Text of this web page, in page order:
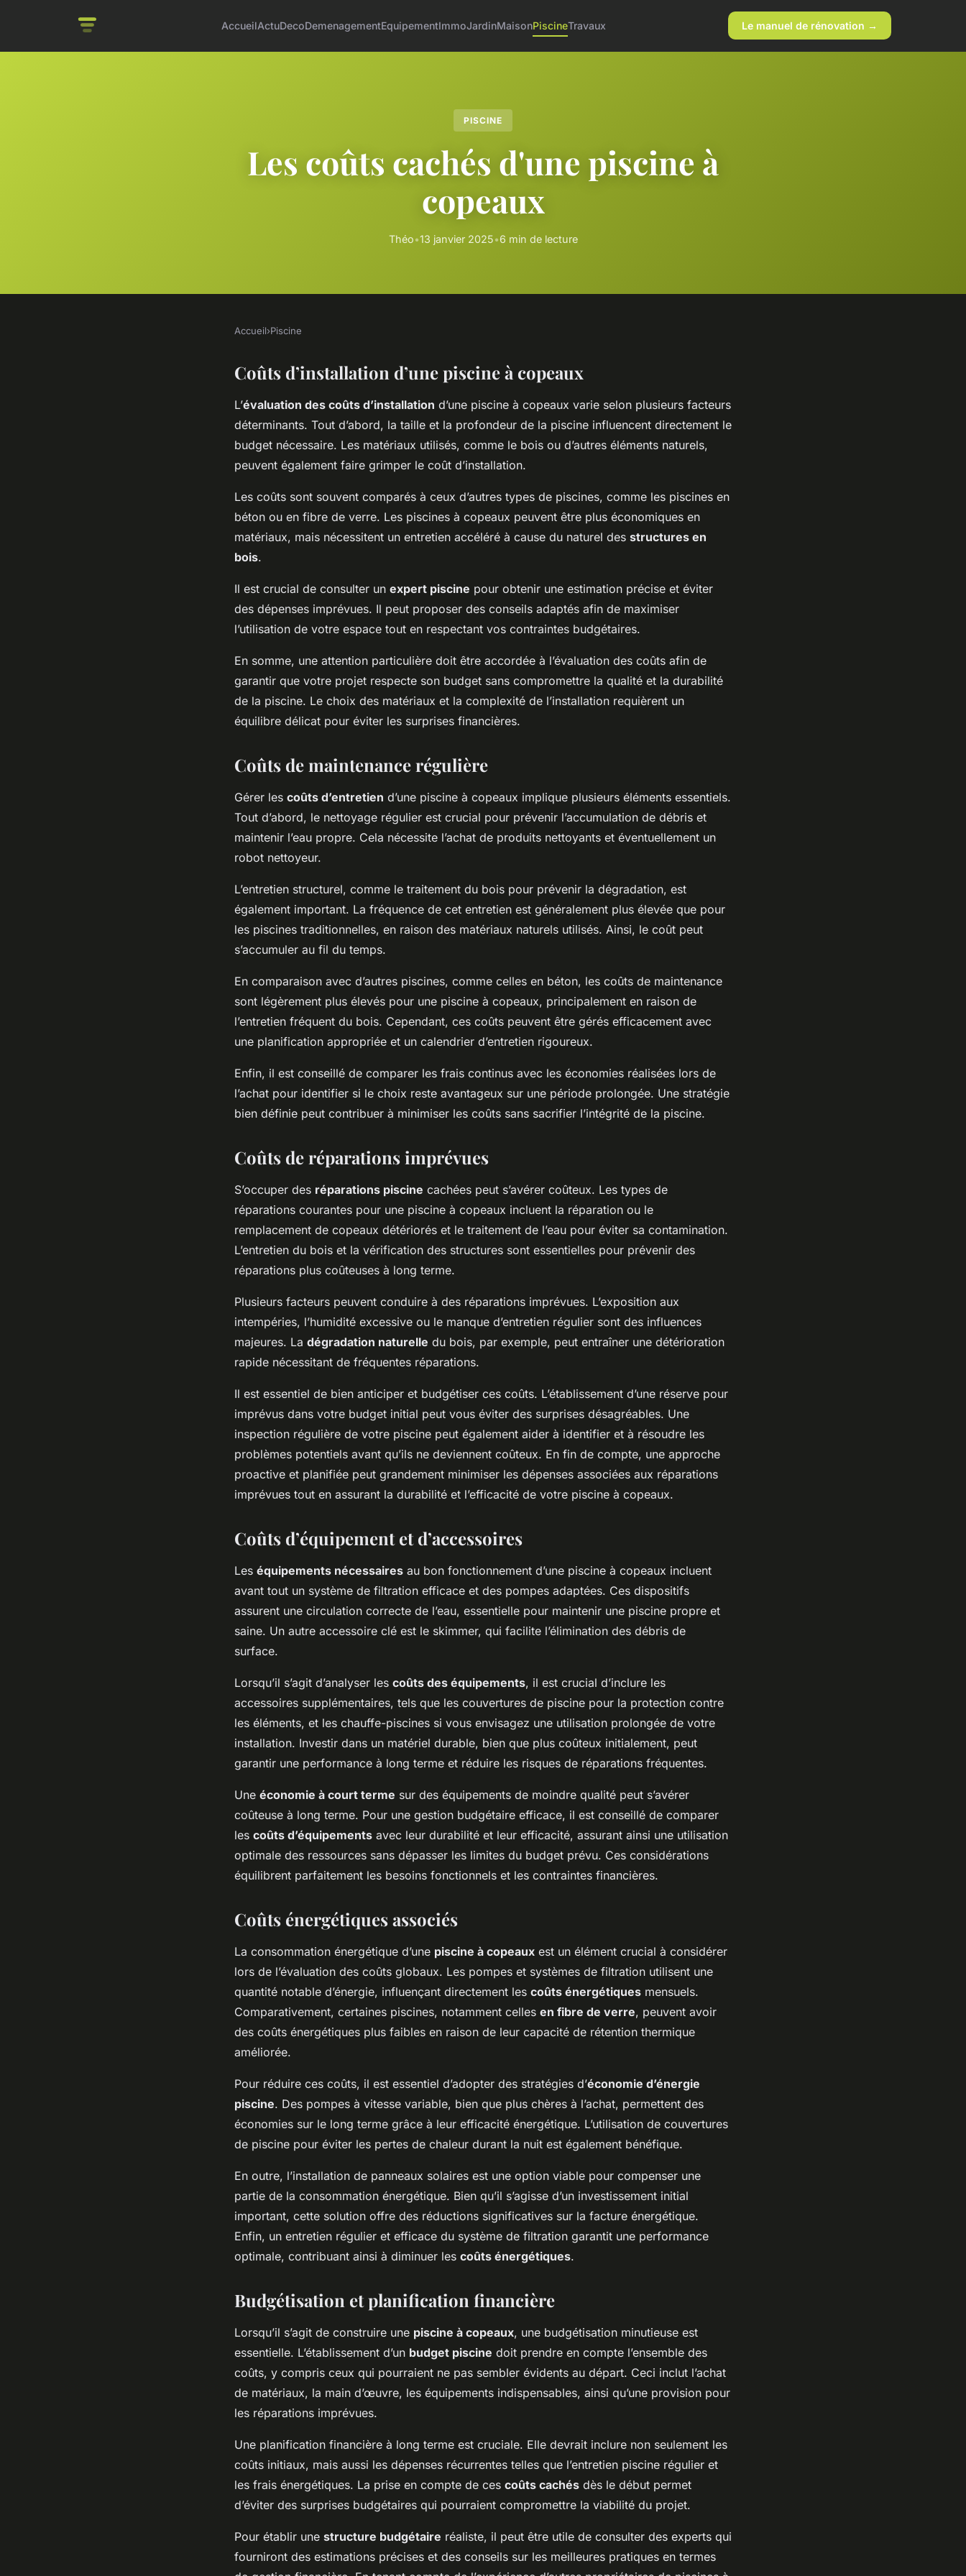
AccueilActuDecoDemenagementEquipementImmoJardinMaisonPiscineTravaux Le manuel de rénovation →
PISCINE
Les coûts cachés d'une piscine à
copeaux
Théo•13 janvier 2025•6 min de lecture
Accueil›Piscine
Coûts d’installation d’une piscine à copeaux
L’évaluation des coûts d’installation d’une piscine à copeaux varie selon plusieurs facteurs
déterminants. Tout d’abord, la taille et la profondeur de la piscine influencent directement le
budget nécessaire. Les matériaux utilisés, comme le bois ou d’autres éléments naturels,
peuvent également faire grimper le coût d’installation.
Les coûts sont souvent comparés à ceux d’autres types de piscines, comme les piscines en
béton ou en fibre de verre. Les piscines à copeaux peuvent être plus économiques en
matériaux, mais nécessitent un entretien accéléré à cause du naturel des structures en
bois.
Il est crucial de consulter un expert piscine pour obtenir une estimation précise et éviter
des dépenses imprévues. Il peut proposer des conseils adaptés afin de maximiser
l’utilisation de votre espace tout en respectant vos contraintes budgétaires.
En somme, une attention particulière doit être accordée à l’évaluation des coûts afin de
garantir que votre projet respecte son budget sans compromettre la qualité et la durabilité
de la piscine. Le choix des matériaux et la complexité de l’installation requièrent un
équilibre délicat pour éviter les surprises financières.
Coûts de maintenance régulière
Gérer les coûts d’entretien d’une piscine à copeaux implique plusieurs éléments essentiels.
Tout d’abord, le nettoyage régulier est crucial pour prévenir l’accumulation de débris et
maintenir l’eau propre. Cela nécessite l’achat de produits nettoyants et éventuellement un
robot nettoyeur.
L’entretien structurel, comme le traitement du bois pour prévenir la dégradation, est
également important. La fréquence de cet entretien est généralement plus élevée que pour
les piscines traditionnelles, en raison des matériaux naturels utilisés. Ainsi, le coût peut
s’accumuler au fil du temps.
En comparaison avec d’autres piscines, comme celles en béton, les coûts de maintenance
sont légèrement plus élevés pour une piscine à copeaux, principalement en raison de
l’entretien fréquent du bois. Cependant, ces coûts peuvent être gérés efficacement avec
une planification appropriée et un calendrier d’entretien rigoureux.
Enfin, il est conseillé de comparer les frais continus avec les économies réalisées lors de
l’achat pour identifier si le choix reste avantageux sur une période prolongée. Une stratégie
bien définie peut contribuer à minimiser les coûts sans sacrifier l’intégrité de la piscine.
Coûts de réparations imprévues
S’occuper des réparations piscine cachées peut s’avérer coûteux. Les types de
réparations courantes pour une piscine à copeaux incluent la réparation ou le
remplacement de copeaux détériorés et le traitement de l’eau pour éviter sa contamination.
L’entretien du bois et la vérification des structures sont essentielles pour prévenir des
réparations plus coûteuses à long terme.
Plusieurs facteurs peuvent conduire à des réparations imprévues. L’exposition aux
intempéries, l’humidité excessive ou le manque d’entretien régulier sont des influences
majeures. La dégradation naturelle du bois, par exemple, peut entraîner une détérioration
rapide nécessitant de fréquentes réparations.
Il est essentiel de bien anticiper et budgétiser ces coûts. L’établissement d’une réserve pour
imprévus dans votre budget initial peut vous éviter des surprises désagréables. Une
inspection régulière de votre piscine peut également aider à identifier et à résoudre les
problèmes potentiels avant qu’ils ne deviennent coûteux. En fin de compte, une approche
proactive et planifiée peut grandement minimiser les dépenses associées aux réparations
imprévues tout en assurant la durabilité et l’efficacité de votre piscine à copeaux.
Coûts d’équipement et d’accessoires
Les équipements nécessaires au bon fonctionnement d’une piscine à copeaux incluent
avant tout un système de filtration efficace et des pompes adaptées. Ces dispositifs
assurent une circulation correcte de l’eau, essentielle pour maintenir une piscine propre et
saine. Un autre accessoire clé est le skimmer, qui facilite l’élimination des débris de
surface.
Lorsqu’il s’agit d’analyser les coûts des équipements, il est crucial d’inclure les
accessoires supplémentaires, tels que les couvertures de piscine pour la protection contre
les éléments, et les chauffe-piscines si vous envisagez une utilisation prolongée de votre
installation. Investir dans un matériel durable, bien que plus coûteux initialement, peut
garantir une performance à long terme et réduire les risques de réparations fréquentes.
Une économie à court terme sur des équipements de moindre qualité peut s’avérer
coûteuse à long terme. Pour une gestion budgétaire efficace, il est conseillé de comparer
les coûts d’équipements avec leur durabilité et leur efficacité, assurant ainsi une utilisation
optimale des ressources sans dépasser les limites du budget prévu. Ces considérations
équilibrent parfaitement les besoins fonctionnels et les contraintes financières.
Coûts énergétiques associés
La consommation énergétique d’une piscine à copeaux est un élément crucial à considérer
lors de l’évaluation des coûts globaux. Les pompes et systèmes de filtration utilisent une
quantité notable d’énergie, influençant directement les coûts énergétiques mensuels.
Comparativement, certaines piscines, notamment celles en fibre de verre, peuvent avoir
des coûts énergétiques plus faibles en raison de leur capacité de rétention thermique
améliorée.
Pour réduire ces coûts, il est essentiel d’adopter des stratégies d’économie d’énergie
piscine. Des pompes à vitesse variable, bien que plus chères à l’achat, permettent des
économies sur le long terme grâce à leur efficacité énergétique. L’utilisation de couvertures
de piscine pour éviter les pertes de chaleur durant la nuit est également bénéfique.
En outre, l’installation de panneaux solaires est une option viable pour compenser une
partie de la consommation énergétique. Bien qu’il s’agisse d’un investissement initial
important, cette solution offre des réductions significatives sur la facture énergétique.
Enfin, un entretien régulier et efficace du système de filtration garantit une performance
optimale, contribuant ainsi à diminuer les coûts énergétiques.
Budgétisation et planification financière
Lorsqu’il s’agit de construire une piscine à copeaux, une budgétisation minutieuse est
essentielle. L’établissement d’un budget piscine doit prendre en compte l’ensemble des
coûts, y compris ceux qui pourraient ne pas sembler évidents au départ. Ceci inclut l’achat
de matériaux, la main d’œuvre, les équipements indispensables, ainsi qu’une provision pour
les réparations imprévues.
Une planification financière à long terme est cruciale. Elle devrait inclure non seulement les
coûts initiaux, mais aussi les dépenses récurrentes telles que l’entretien piscine régulier et
les frais énergétiques. La prise en compte de ces coûts cachés dès le début permet
d’éviter des surprises budgétaires qui pourraient compromettre la viabilité du projet.
Pour établir une structure budgétaire réaliste, il peut être utile de consulter des experts qui
fourniront des estimations précises et des conseils sur les meilleures pratiques en termes